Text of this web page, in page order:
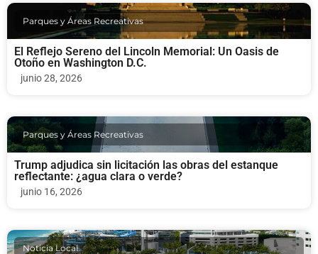
Parques y Áreas Recreativas
El Reflejo Sereno del Lincoln Memorial: Un Oasis de
Otoño en Washington D.C.
junio 28, 2026
Parques y Áreas Recreativas
Trump adjudica sin licitación las obras del estanque
reflectante: ¿agua clara o verde?
junio 16, 2026
Noticia Local